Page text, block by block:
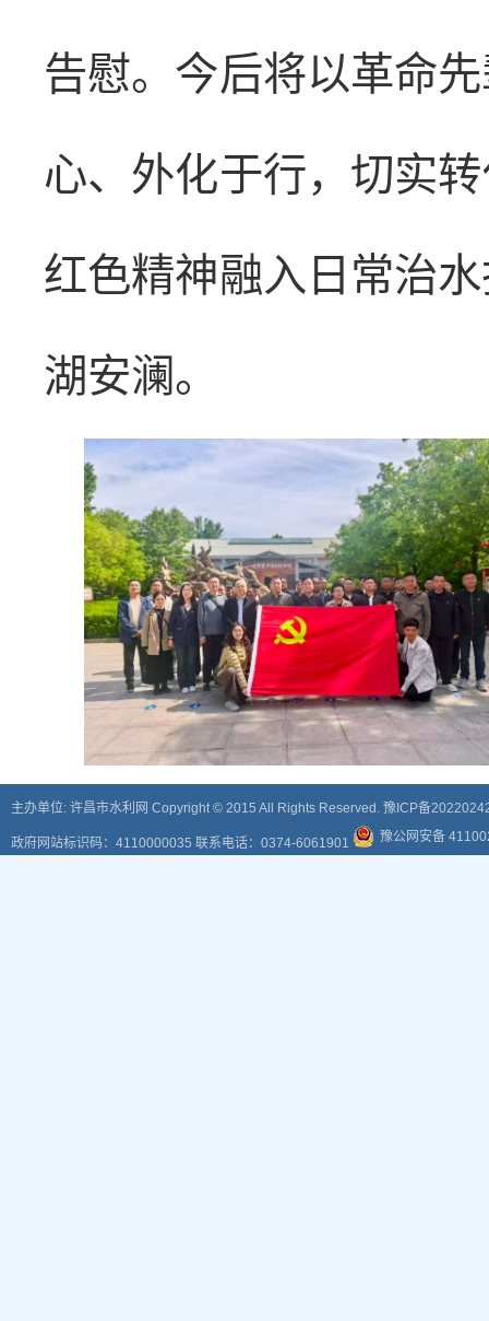
告慰。今后将以革命
心、外化于行，切实
红色精神融入日常治
湖安澜。
主办单位: 许昌市水利网 Copyright © 2015 All Rights Reserved. 豫ICP备
政府网站标识码：4110000035 联系电话：0374-6061901 豫公网安备